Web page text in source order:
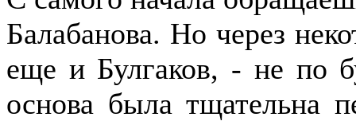
Балабанова. Но через
еще и Булгаков, - не по
основа была тщательна